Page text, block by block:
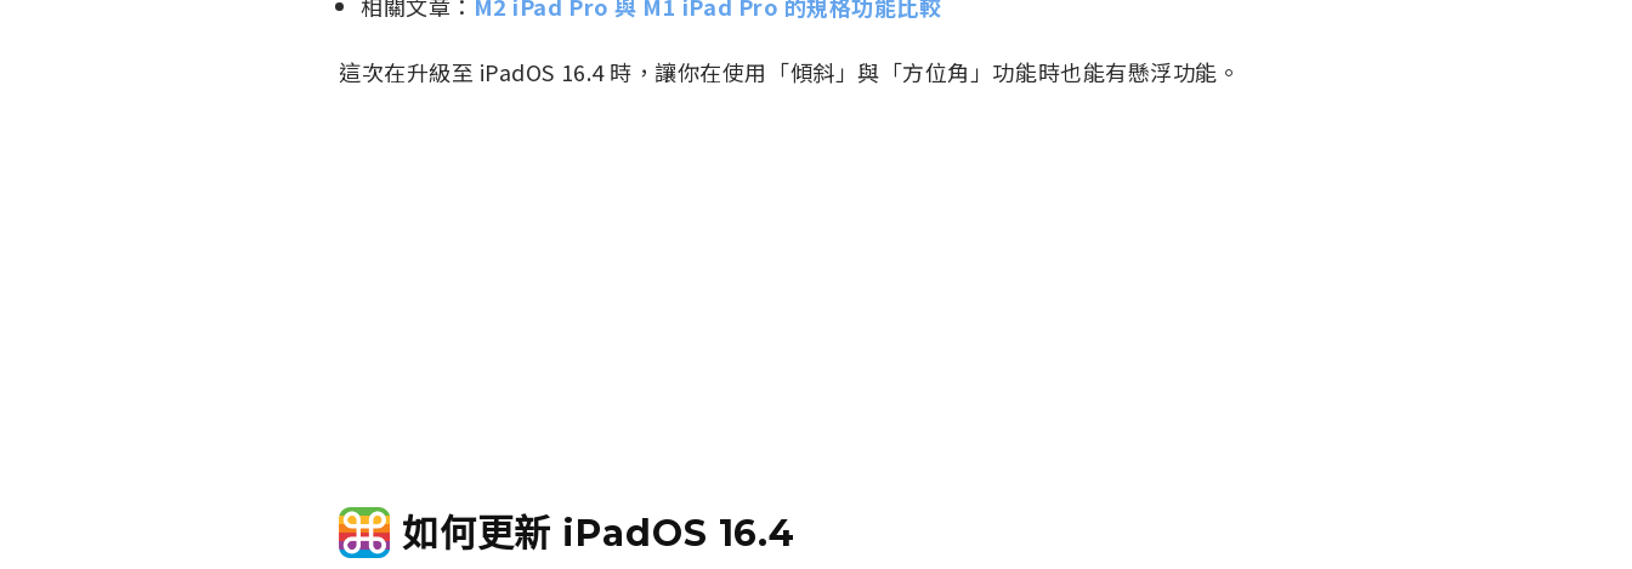
這次在升級至 iPadOS 16.4 時，讓你在使用「傾斜」與「方位角」功能時也能有懸浮功能。
如何更新 iPadOS 16.4